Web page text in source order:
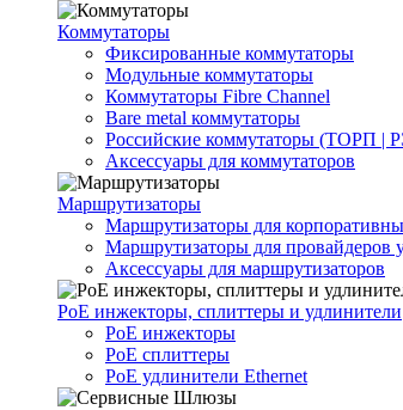
Коммутаторы
Фиксированные коммутаторы
Модульные коммутаторы
Коммутаторы Fibre Channel
Bare metal коммутаторы
Российские коммутаторы (ТОРП |
Аксессуары для коммутаторов
Маршрутизаторы
Маршрутизаторы для
Маршрутизаторы для провайдеров
Аксессуары для маршрутизаторов
PoE инжекторы, сплиттеры и удлинители
PoE инжекторы
PoE сплиттеры
PoE удлинители Ethernet